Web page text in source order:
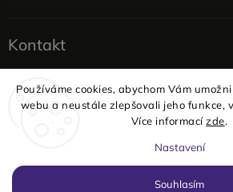
Používáme cookies, abychom Vám
webu a neustále zlepšovali jeho funkce,
Více informacízde.
Nastavení
Souhlasím
Kontakt
info@yellowviolet.cz
+420 604 354 375
yellowviolet.